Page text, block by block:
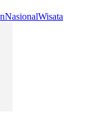
NasionalWisata